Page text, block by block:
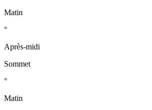
Matin
°
Après-midi
Sommet
°
Matin